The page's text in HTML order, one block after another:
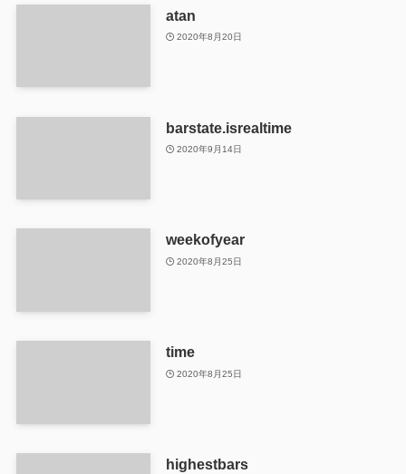
atan
2020年8月20日
barstate.isrealtime
2020年9月14日
weekofyear
2020年8月25日
time
2020年8月25日
highestbars